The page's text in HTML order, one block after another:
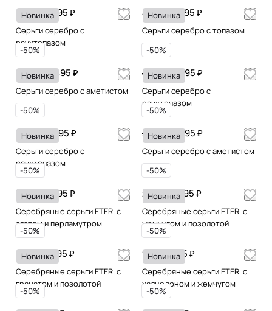
Новинка17 995 ₽
35 990
Серьги серебро с
раухтопазом
Новинка21 995 ₽
43 990
Серьги серебро с топазом
Новинка
-50%
29 495 ₽
58 990
Серьги серебро с аметистом
Новинка
-50%
22 095 ₽
44 190
Серьги серебро с
раухтопазом
Новинка
-50%
25 995 ₽
51 990
Серьги серебро с
раухтопазом
Новинка
-50%
25 995 ₽
51 990
Серьги серебро с аметистом
Новинка
-50%
17 995 ₽
35 990
Серебряные серьги ETERI с
агатом и перламутром
Новинка
-50%
13 995 ₽
27 990
Серебряные серьги ETERI с
жемчугом и позолотой
Новинка
-50%
10 995 ₽
21 990
Серебряные серьги ETERI с
гранатом и позолотой
Новинка
-50%
9 195 ₽
18 390
Серебряные серьги ETERI с
халцедоном и жемчугом
-50% -50%